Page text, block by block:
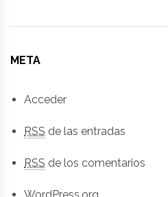
META
Acceder
RSS de las entradas
RSS de los comentarios
WordPress.org